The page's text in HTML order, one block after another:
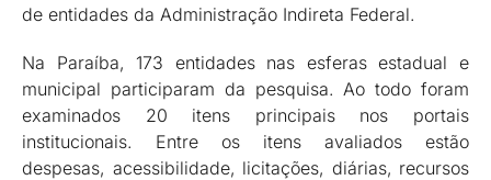
de entidades da Administração Indireta Federal.
Na Paraíba, 173 entidades nas esferas estadual e
municipal participaram da pesquisa. Ao todo foram
examinados 20 itens principais nos portais
institucionais. Entre os itens avaliados estão
despesas, acessibilidade, licitações, diárias, recursos